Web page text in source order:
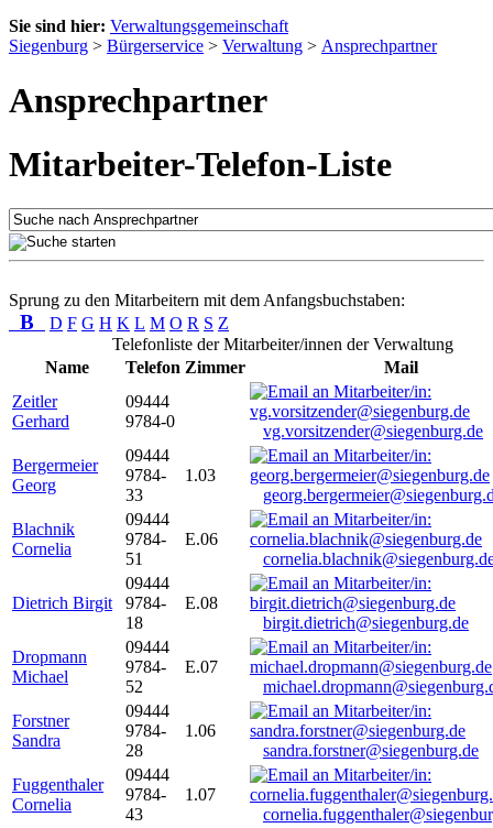
Sie sind hier: Verwaltungsgemeinschaft
Siegenburg > Bürgerservice > Verwaltung > Ansprechpartner
Ansprechpartner
Mitarbeiter-Telefon-Liste
Sprung zu den Mitarbeitern mit dem Anfangsbuchstaben:
B D F G H K L M O R S Z
Telefonliste der Mitarbeiter/innen der Verwaltung
Name
Telefon Zimmer
Mail
Zeitler
Gerhard
09444
9784-0
vg.vorsitzender@siegenburg.de
Bergermeier
Georg
09444
9784-
33
1.03
Blachnik
Cornelia
09444
9784-
51
E.06
Dietrich Birgit
09444
9784-
18
E.08
birgit.dietrich@siegenburg.de
Dropmann
Michael
09444
9784-
52
E.07
Forstner
Sandra
09444
9784-
28
1.06
sandra.forstner@siegenburg.de
Fuggenthaler
Cornelia
09444
9784-
43
1.07